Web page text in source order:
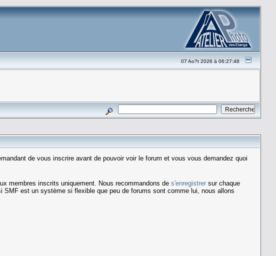
07 Ao?t 2026 à 06:27:48
de vous inscrire avant de pouvoir voir le forum et vous vous demandez quoi
membres inscrits uniquement. Nous recommandons de s'enregistrersur chaque
est un système si flexible que peu de forums sont comme lui, nous allons